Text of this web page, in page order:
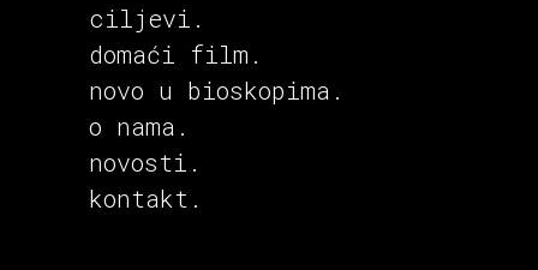
ciljevi.
domaći film .
novo u bioskopima .
o nama.
novosti.
kontakt.